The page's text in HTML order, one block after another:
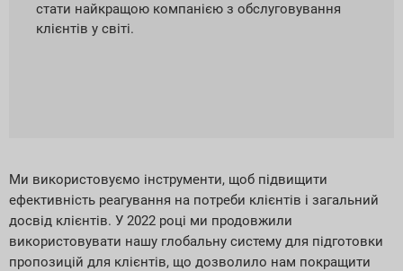
стати найкращою компанією з обслуговування
клієнтів у світі.
Ми використовуємо інструменти, щоб підвищити
ефективність реагування на потреби клієнтів і загальний
досвід клієнтів. У 2022 році ми продовжили
використовувати нашу глобальну систему для підготовки
пропозицій для клієнтів, що дозволило нам покращити